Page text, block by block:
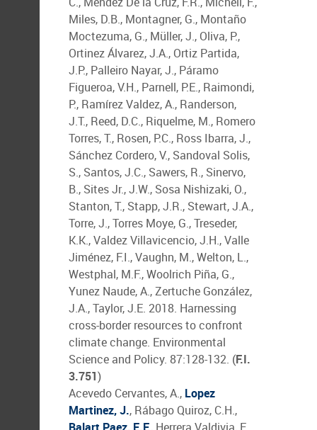
Miles, D.B., Montagner, G., Montaño
Moctezuma, G., Müller, J., Oliva, P.,
Ortinez Álvarez, J.A., Ortiz Partida,
J.P., Palleiro Nayar, J., Páramo
Figueroa, V.H., Parnell, P.E., Raimondi,
P., Ramírez Valdez, A., Randerson,
J.T., Reed, D.C., Riquelme, M., Romero
Torres, T., Rosen, P.C., Ross Ibarra, J.,
Sánchez Cordero, V., Sandoval Solis,
S., Santos, J.C., Sawers, R., Sinervo,
B., Sites Jr., J.W., Sosa Nishizaki, O.,
Stanton, T., Stapp, J.R., Stewart, J.A.,
Torre, J., Torres Moye, G., Treseder,
K.K., Valdez Villavicencio, J.H., Valle
Jiménez, F.I., Vaughn, M., Welton, L.,
Westphal, M.F., Woolrich Piña, G.,
Yunez Naude, A., Zertuche González,
J.A., Taylor, J.E. 2018. Harnessing
cross-border resources to confront
climate change. Environmental
Science and Policy. 87:128-132. (F.I.
3.751)
Acevedo Cervantes, A., Lopez
Martinez, J., Rábago Quiroz, C.H.,